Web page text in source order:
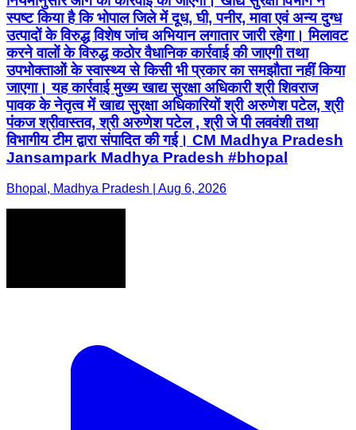
स्पष्ट किया है कि भोपाल जिले में दूध, घी, पनीर, मावा एवं अन्य दुग्ध
उत्पादों के विरुद्ध विशेष जांच अभियान लगातार जारी रहेगा। मिलावट
करने वालों के विरुद्ध कठोर वैधानिक कार्रवाई की जाएगी तथा
उपभोक्ताओं के स्वास्थ्य से किसी भी प्रकार का समझौता नहीं किया
जाएगा। यह कार्रवाई मुख्य खाद्य सुरक्षा अधिकारी श्री शिवराज
पावक के नेतृत्व में खाद्य सुरक्षा अधिकारियों श्री अरुणेश पटेल, श्री
पंकज श्रीवास्तव, श्री अरुणेश पटेल , श्री जे पी लववंशी तथा
विभागीय टीम द्वारा संपादित की गई। CM Madhya Pradesh
Jansampark Madhya Pradesh #bhopal
Bhopal, Madhya Pradesh | Aug 6, 2026